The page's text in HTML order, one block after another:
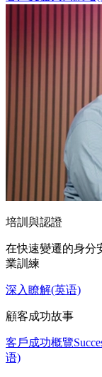
培訓與認證
在快速變遷的身分
業訓練
深入瞭解(英语)
顧客成功故事
客戶成功概覽
语)